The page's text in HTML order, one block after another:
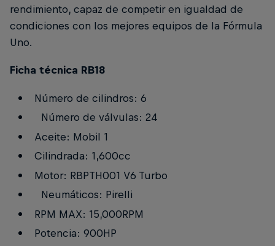
rendimiento, capaz de competir en igualdad de
condiciones con los mejores equipos de la Fórmula
Uno.
Ficha técnica RB18
Número de cilindros: 6
Número de válvulas: 24
Aceite: Mobil 1
Cilindrada: 1,600cc
Motor: RBPTH001 V6 Turbo
Neumáticos: Pirelli
RPM MAX: 15,000RPM
Potencia: 900HP